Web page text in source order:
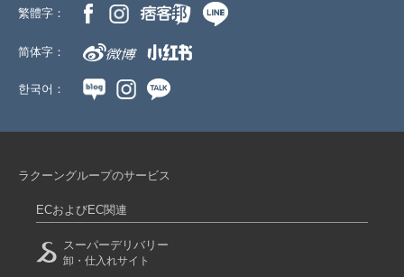
繁體字：
简体字：
한국어：
ラクーングループのサービス
ECおよびEC関連
スーパーデリバリー
卸・仕入れサイト